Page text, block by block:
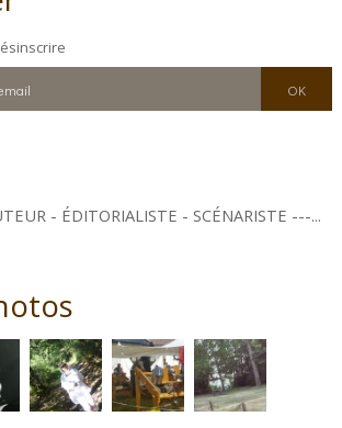
- ÉDITORIALISTE - SCÉNARISTE ---...